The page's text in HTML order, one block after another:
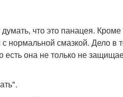
что это панацея. Кроме
нормальной смазкой. Дело в
она не только не